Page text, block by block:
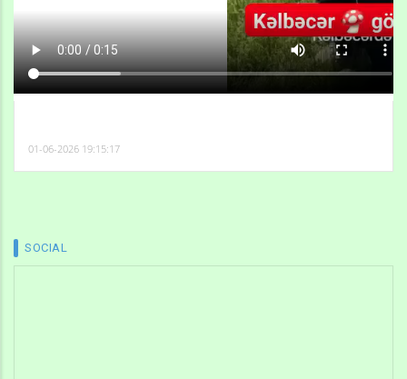
01-06-2026 19:15:17
SOCIAL